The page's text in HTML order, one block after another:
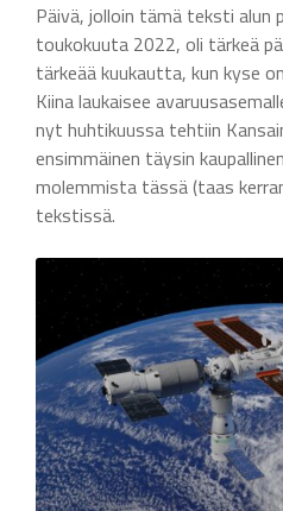
Päivä, jolloin tämä teksti alun
toukokuuta 2022, oli tärkeä
tärkeää kuukautta, kun kyse
Kiina laukaisee
nyt huhtikuussa tehtiin
ensimmäinen täysin
molemmista tässä (taas
tekstissä.